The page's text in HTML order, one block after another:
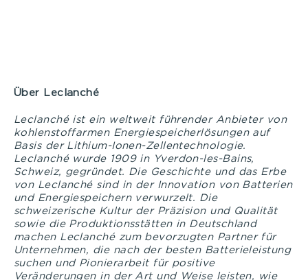
Über Leclanché
Leclanché ist ein weltweit führender Anbieter von
kohlenstoffarmen Energiespeicherlösungen auf
Basis der Lithium-Ionen-Zellentechnologie.
Leclanché wurde 1909 in Yverdon-les-Bains,
Schweiz, gegründet. Die Geschichte und das Erbe
von Leclanché sind in der Innovation von Batterien
und Energiespeichern verwurzelt. Die
schweizerische Kultur der Präzision und Qualität
sowie die Produktionsstätten in Deutschland
machen Leclanché zum bevorzugten Partner für
Unternehmen, die nach der besten Batterieleistung
suchen und Pionierarbeit für positive
Veränderungen in der Art und Weise leisten, wie